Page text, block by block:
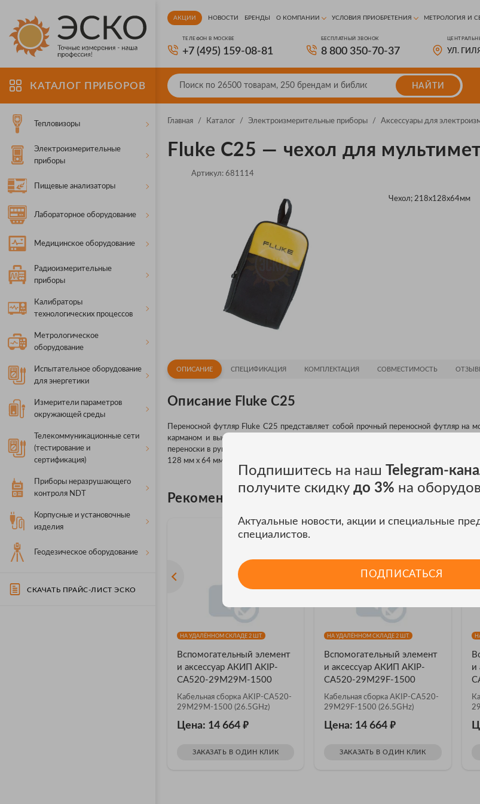
КАТАЛОГ ПРИБОРОВ
Тепловизоры
Электроизмерительные
приборы
Пищевые анализаторы
Лабораторное оборудование
Медицинское оборудование
Радиоизмерительные
приборы
Калибраторы
технологических процессов
Метрологическое
оборудование
Испытательное оборудование
для энергетики
Измерители параметров
окружающей среды
Телекоммуникационные сети
(тестирование и
сертификация)
Приборы неразрушающего
контроля NDT
Корпусные и установочные
изделия
Геодезическое оборудование
СКАЧАТЬ ПРАЙС-ЛИСТ ЭСКО
АКЦИИ НОВОСТИ БРЕНДЫ О КОМПАНИИ УСЛОВИЯ ПРИОБРЕТЕНИЯ МЕТРОЛОГИЯ И
ТЕЛЕФОН В МОСКВЕ
+7 (495) 159-08-81
БЕСПЛАТНЫЙ ЗВОНОК
8 800 350-70-37 УЛ.
НАЙТИ
Главная / Каталог / Электроизмерительные приборы / Аксессуары для
Fluke C25 — чехол для
Артикул: 681114
Чехол; 218x128x64мм
ОПИСАНИЕ СПЕЦИФИКАЦИЯ КОМПЛЕКТАЦИЯ СОВМЕСТИМОСТЬ
Описание Fluke C25
Переносной футляр Fluke C25 представляет собой прочный переносной футляр на
карманом и высококачественной внешней поверхностью из полиэстера. Он
переноски в руках, в него помещаются самые популярные цифровые мультиметры
128 мм x 64 мм.
Рекомендуемые товары
НА УДАЛЁННОМ СКЛАДЕ 2 ШТ.
Вспомогательный элемент
и аксессуар АКИП AKIP-
CA520-29M29M-1500
Кабельная сборка AKIP-CA520-
29M29M-1500 (26.5GHz)
Цена: 14 664 ₽
ЗАКАЗАТЬ В ОДИН КЛИК
НА УДАЛЁННОМ СКЛАДЕ 2 ШТ.
Вспомогательный элемент
и аксессуар АКИП AKIP-
CA520-29M29F-1500
Кабельная сборка AKIP-CA520-
29M29F-1500 (26.5GHz)
Цена: 14 664₽
ЗАКАЗАТЬ В ОДИН КЛИК
и
Подпишитесь на наш Telegram-
получите скидку до 3% на
Актуальные новости, акции и специальные
специалистов.
ПОДПИСАТЬСЯ